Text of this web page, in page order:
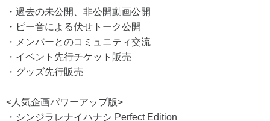
・過去の未公開、非公開動画公開
・ピー音による伏せトーク公開
・メンバーとのコミュニティ交流
・イベント先行チケット販売
・グッズ先行販売
<人気企画パワーアップ版>
・シンジラレナイハナシ Perfect Edition